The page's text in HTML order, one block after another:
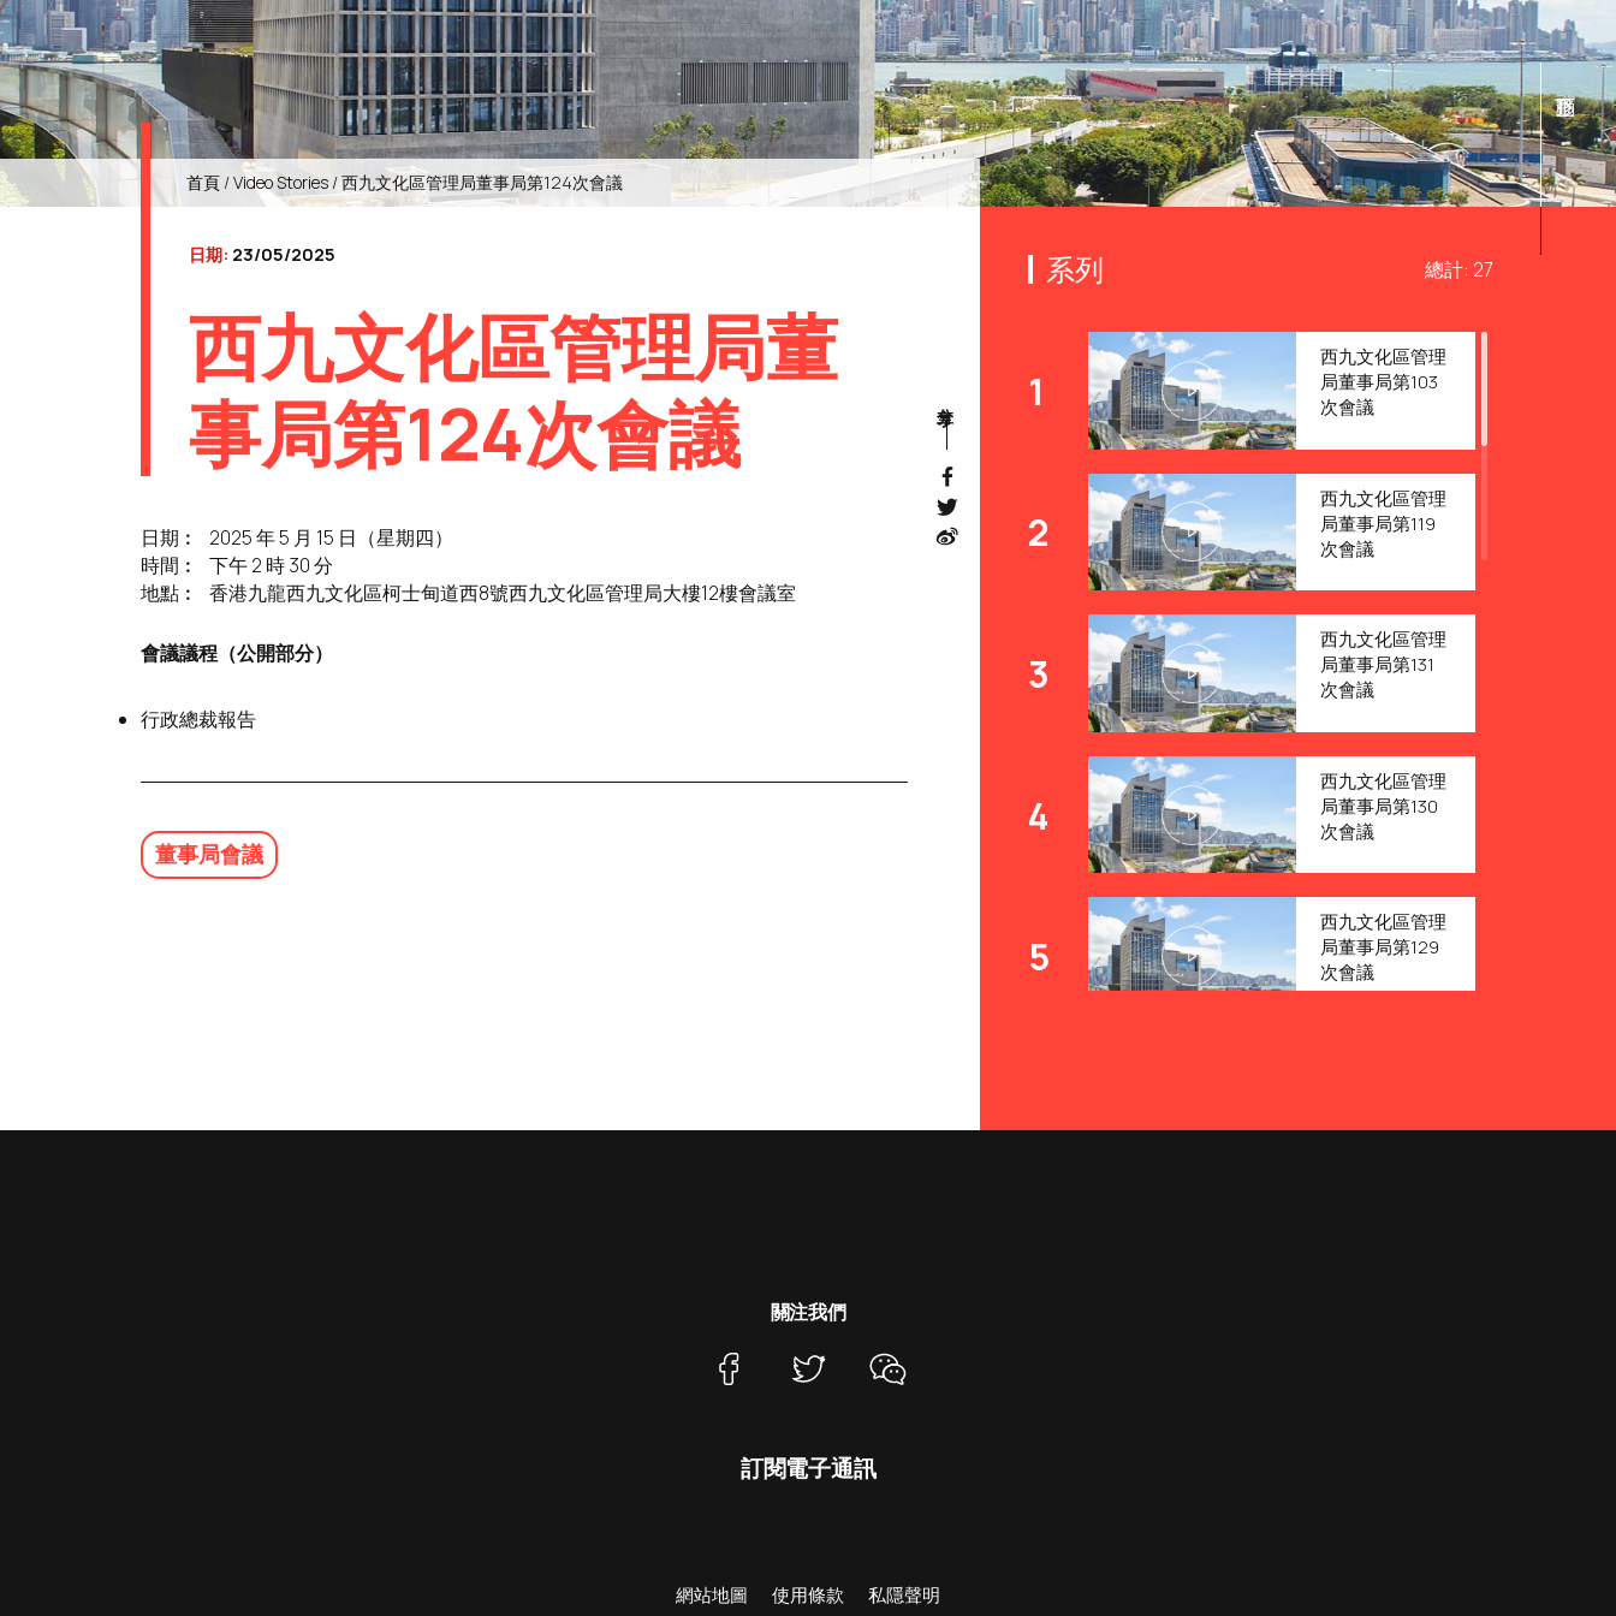
首頁 /Video Stories / 西九文化區管理局董事局第124次會議
日期: 23/05/2025
西九文化區管理局董
事局第124次會議
日期︰
2025 年 5 月 15 日（星期四）
時間︰
下午 2 時 30 分
地點︰
香港九龍西九文化區柯士甸道西8號西九文化區管理局大樓12樓會議室
會議議程（公開部分）
行政總裁報告
董事局會議
系列 總計: 27
1
西九文化區管理
局董事局第103
次會議
2
西九文化區管理
局董事局第119
次會議
3
西九文化區管理
局董事局第131
次會議
4
西九文化區管理
局董事局第130
次會議
5
西九文化區管理
局董事局第129
次會議
關注我們
訂閱電子通訊
網站地圖 使用條款 私隱聲明